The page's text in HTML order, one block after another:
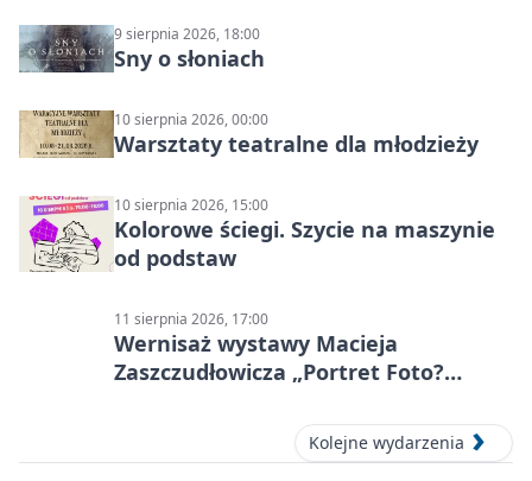
9 sierpnia 2026, 18:00
Sny o słoniach
10 sierpnia 2026, 00:00
Warsztaty teatralne dla młodzieży
10 sierpnia 2026, 15:00
Kolorowe ściegi. Szycie na maszynie
od podstaw
11 sierpnia 2026, 17:00
Wernisaż wystawy Macieja
Zaszczudłowicza „Portret Foto?
Kolejne wydarzenia